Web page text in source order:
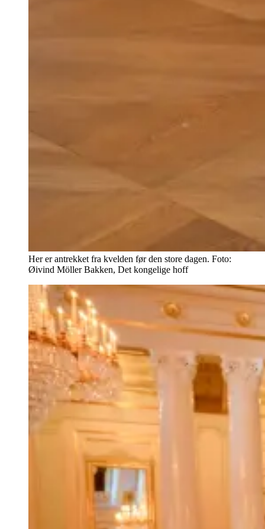
Her er antrekket fra kvelden før den store dagen. Foto:
Øivind Möller Bakken, Det kongelige hoff